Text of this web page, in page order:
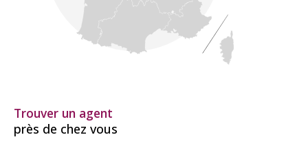
Trouver un agent
près de chez vous